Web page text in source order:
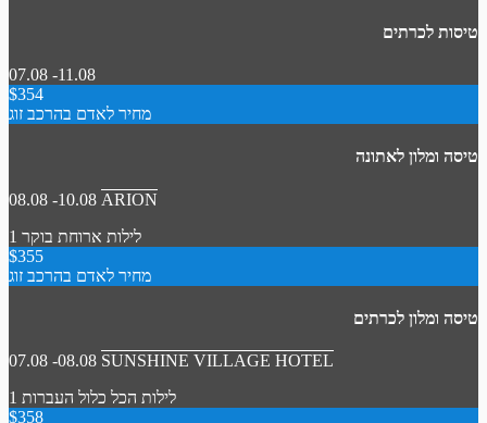
טיסות לכרתים
07.08 -11.08
$354
מחיר לאדם בהרכב זוג
טיסה ומלון לאתונה
08.08 -10.08 ARION
1 לילות ארוחת בוקר
$355
מחיר לאדם בהרכב זוג
טיסה ומלון לכרתים
07.08 -08.08 SUNSHINE VILLAGE HOTEL
1 לילות הכל כלול העברות
$358